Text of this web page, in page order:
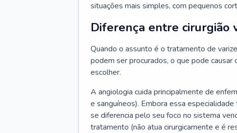
situações mais simples, com pequenos
Diferença entre cirurgião
Quando o assunto é o tratamento de
podem ser procurados, o que pode
escolher.
A angiologia cuida principalmente de
e sanguíneos). Embora essa
se diferencia pelo seu foco no sistema
tratamento (não atua cirurgicamente e é